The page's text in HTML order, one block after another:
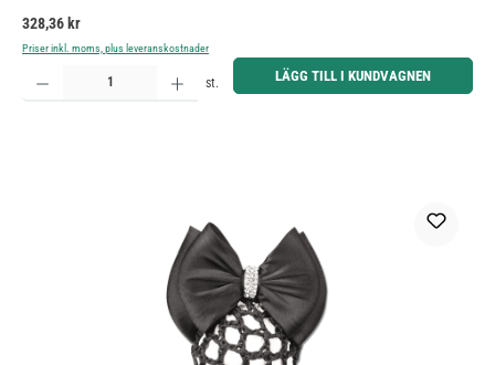
Ordinarie pris:
328,36 kr
Priser inkl. moms, plus leveranskostnader
Produktkvantitet: Ange önskat belopp eller använd knapparna för att öka eller minska kvantiteten.
st. LÄGG TILL I KUNDVAGNEN